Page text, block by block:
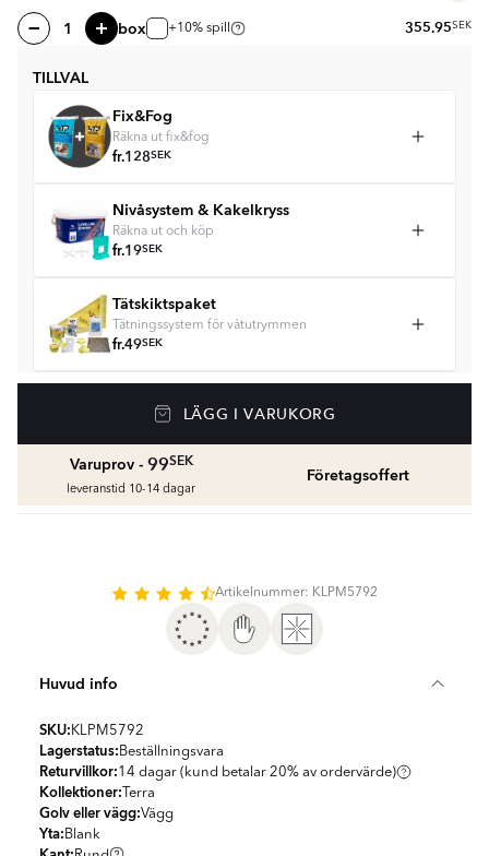
box +10% spill 355.95SEK
TILLVAL
Fix&Fog
Räkna ut fix&fog
fr.128SEK
Nivåsystem & Kakelkryss
Räkna ut och köp
fr.19SEK
Tätskiktspaket
Tätningssystem för våtutrymmen
fr.49SEK
Se färger och beräkna rätt mängd våtrumssilikon
Rengöring & Underhåll
Kakellist
LÄGG I VARUKORG
Varuprov - 99SEK
leveranstid 10-14 dagar
Företagsoffert
Artikelnummer: KLPM5792
Huvud info
SKU: KLPM5792
Lagerstatus: Beställningsvara
Returvillkor:14 dagar (kund betalar 20% av ordervärde)
Kollektioner: Terra
Golv eller vägg:Vägg
Yta: Blank